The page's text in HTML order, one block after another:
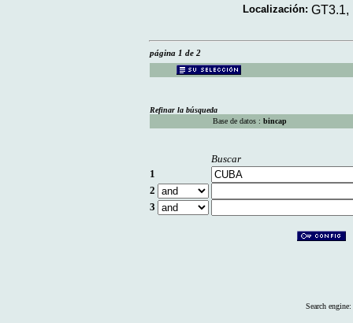
Localización: GT3.1,
página 1 de 2
Refinar la búsqueda
Base de datos : bincap
Buscar
1
2
3
Search engine: